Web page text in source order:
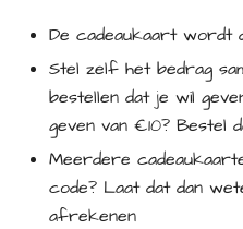
De cadeaukaart wordt
Stel zelf het bedrag
bestellen dat je wil
geven van €10? Bestel
Meerdere
code? Laat dat dan
afrekenen